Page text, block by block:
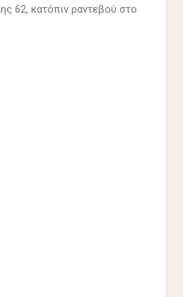
62, κατόπιν ραντεβού στο